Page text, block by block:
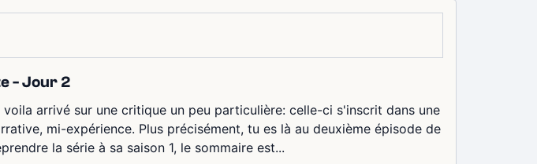
- Jour 2
arrivé sur une critique un peu particulière: celle-ci s'inscrit dans une
mi-expérience. Plus précisément, tu es là au deuxième épisode de
la série à sa saison 1, le sommaire est...